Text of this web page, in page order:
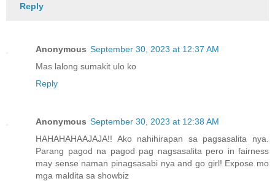
Reply
Anonymous September 30, 2023 at 12:37 AM
Mas lalong sumakit ulo ko
Reply
Anonymous September 30, 2023 at 12:38 AM
HAHAHAHAAJAJA!! Ako nahihirapan sa pagsasalita nya.
Parang pagod na pagod pag nagsasalita pero in fairness
may sense naman pinagsasabi nya and go girl! Expose mo
mga maldita sa showbiz